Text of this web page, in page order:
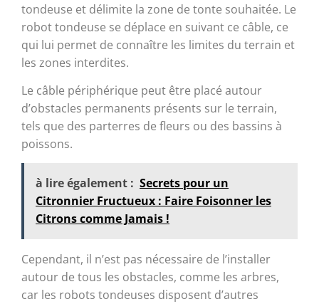
tondeuse et délimite la zone de tonte souhaitée. Le
robot tondeuse se déplace en suivant ce câble, ce
qui lui permet de connaître les limites du terrain et
les zones interdites.
Le câble périphérique peut être placé autour
d’obstacles permanents présents sur le terrain,
tels que des parterres de fleurs ou des bassins à
poissons.
à lire également : Secrets pour un
Citronnier Fructueux : Faire Foisonner les
Citrons comme Jamais !
Cependant, il n’est pas nécessaire de l’installer
autour de tous les obstacles, comme les arbres,
car les robots tondeuses disposent d’autres